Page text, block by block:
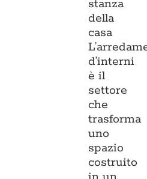
stanza
della
casa
d’interni
è il
settore
che
trasforma
uno
spazio
costruito